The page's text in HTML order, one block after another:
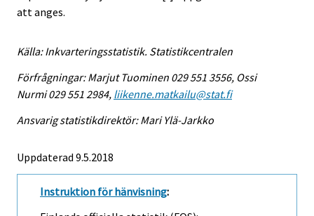
att anges.
Källa: Inkvarteringsstatistik. Statistikcentralen
Förfrågningar: Marjut Tuominen 029 551 3556, Ossi
Nurmi 029 551 2984, liikenne.matkailu@stat.fi
Ansvarig statistikdirektör: Mari Ylä-Jarkko
Uppdaterad 9.5.2018
Instruktion för hänvisning: